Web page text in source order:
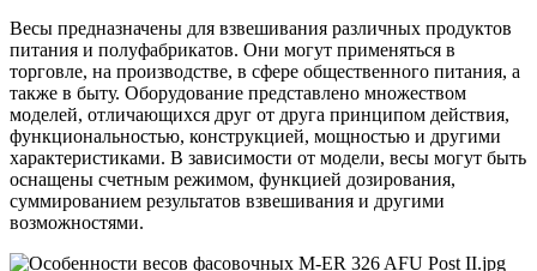
Весы предназначены для взвешивания различных продуктов
питания и полуфабрикатов. Они могут применяться в
торговле, на производстве, в сфере общественного питания, а
также в быту. Оборудование представлено множеством
моделей, отличающихся друг от друга принципом действия,
функциональностью, конструкцией, мощностью и другими
характеристиками. В зависимости от модели, весы могут быть
оснащены счетным режимом, функцией дозирования,
суммированием результатов взвешивания и другими
возможностями.